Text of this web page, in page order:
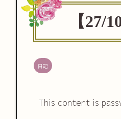
【27/
日記
This content is